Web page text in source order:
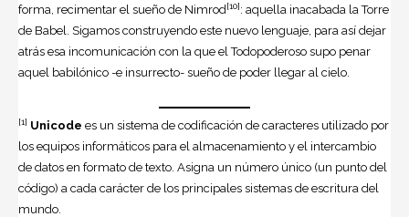
forma, recimentar el sueño de Nimrod[10]: aquella inacabada la Torre
de Babel. Sigamos construyendo este nuevo lenguaje, para así dejar
atrás esa incomunicación con la que el Todopoderoso supo penar
aquel babilónico -e insurrecto- sueño de poder llegar al cielo.
[1] Unicode es un sistema de codificación de caracteres utilizado por
los equipos informáticos para el almacenamiento y el intercambio
de datos en formato de texto. Asigna un número único (un punto del
código) a cada carácter de los principales sistemas de escritura del
mundo.